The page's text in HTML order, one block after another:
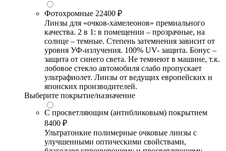
Фотохромные 22400 ₽
Линзы для «очков-хамелеонов» премиального
качества. 2 в 1: в помещении – прозрачные, на
солнце – темные. Степень затемнения зависит от
уровня УФ-излучения. 100% UV- защита. Бонус –
защита от синего света. Не темнеют в машине, т.к.
лобовое стекло автомобиля слабо пропускает
ультрафиолет. Линзы от ведущих европейских и
японских производителей.
Выберите покрытие/назначение
С просветляющим (антибликовым) покрытием
8400 ₽
Ультратонкие полимерные очковые линзы с
улучшенными оптическими свойствами,